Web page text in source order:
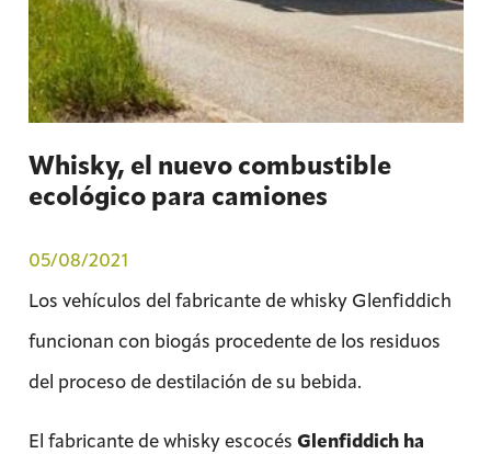
Whisky, el nuevo combustible
ecológico para camiones
05/08/2021
Los vehículos del fabricante de whisky Glenfiddich
funcionan con biogás procedente de los residuos
del proceso de destilación de su bebida.
El fabricante de whisky escocés Glenfiddich ha